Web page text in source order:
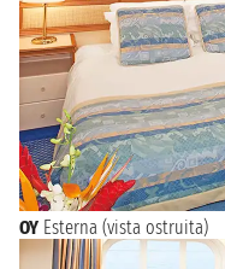
OY Esterna (vista ostruita)